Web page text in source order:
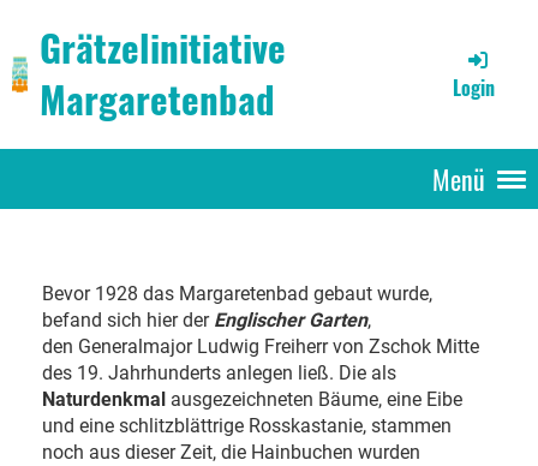
Grätzelinitiative
Margaretenbad
Login
Menü
Bevor 1928 das Margaretenbad gebaut wurde,
befand sich hier der Englischer Garten,
den Generalmajor Ludwig Freiherr von Zschok Mitte
des 19. Jahrhunderts anlegen ließ. Die als
Naturdenkmal ausgezeichneten Bäume, eine Eibe
und eine schlitzblättrige Rosskastanie, stammen
noch aus dieser Zeit, die Hainbuchen wurden